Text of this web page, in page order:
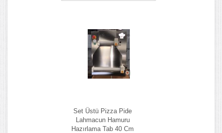
Set Üstü Pizza Pide
Lahmacun Hamuru
Hazırlama Tab 40 Cm